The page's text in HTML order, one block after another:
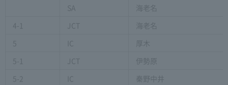
SA
海老名
4-1
JCT
海老名
5
IC
厚木
5-1
JCT
伊勢原
5-2
IC
秦野中井